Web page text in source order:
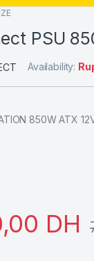
PSU
Availability:
850W ATX
DH